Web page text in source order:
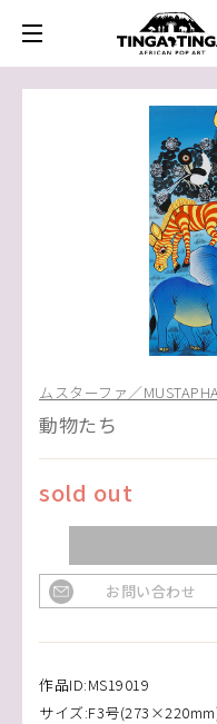
ムスターファ／
動物たち
sold out
お問い合わせ
作品ID:MS19019
サイズ:F3号